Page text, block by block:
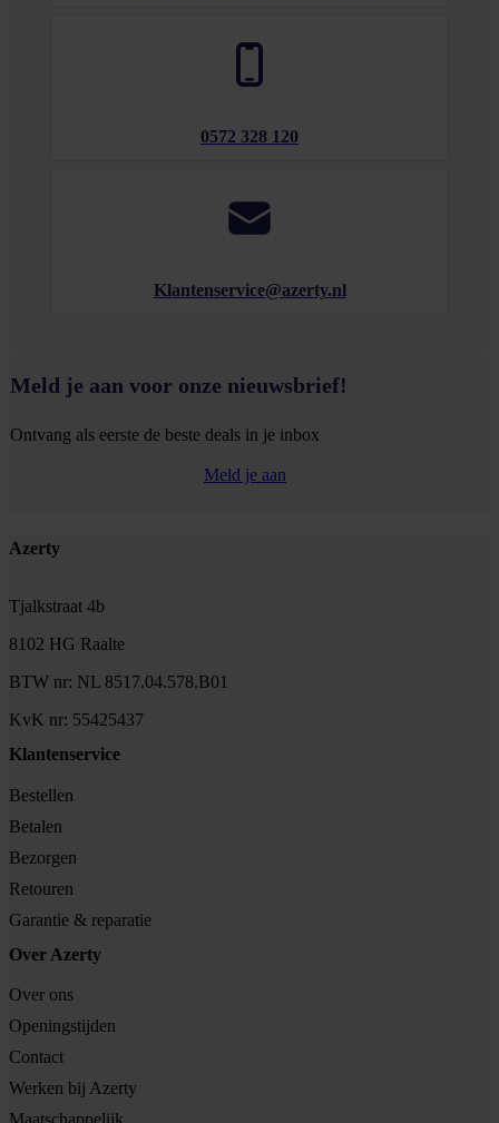
0572 328 120
Klantenservice@azerty.nl
Meld je aan voor onze nieuwsbrief!
Ontvang als eerste de beste deals in je inbox
Meld je aan
Footer
Azerty
Tjalkstraat 4b
8102 HG Raalte
BTW nr: NL 8517.04.578.B01
KvK nr: 55425437
Klantenservice
Bestellen
Betalen
Bezorgen
Retouren
Garantie & reparatie
Over Azerty
Over ons
Openingstijden
Contact
Werken bij Azerty